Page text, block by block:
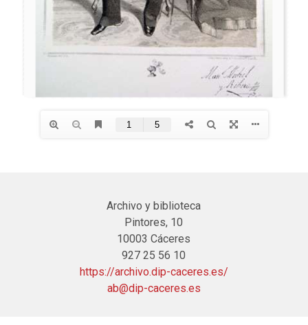
Archivo y biblioteca
Pintores, 10
10003 Cáceres
927 25 56 10
https://archivo.dip-caceres.es/
ab@dip-caceres.es